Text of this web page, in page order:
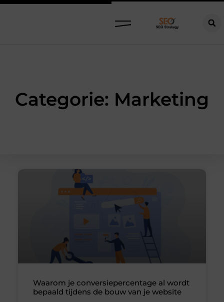
Categorie: Marketing
Waarom je conversiepercentage al wordt
bepaald tijdens de bouw van je website